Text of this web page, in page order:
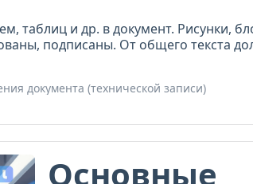
таблиц и др. в документ. Рисунки,
подписаны. От общего текста
документа (технической записи)
Основные